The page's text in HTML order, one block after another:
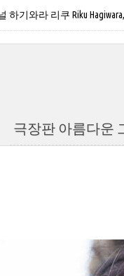
기와라 리쿠 Riku
극장판 아름다운